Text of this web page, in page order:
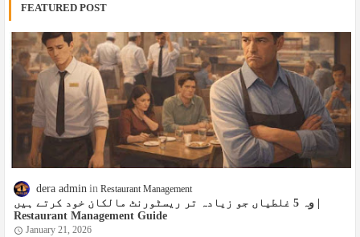
FEATURED POST
dera admin Restaurant Management
وہ 5 غلطیاں جو زیادہ تر ریسٹورنٹ مالکان خود کرتے ہیں |
Restaurant Management Guide
January 21, 2026